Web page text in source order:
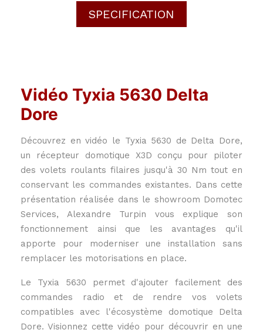
SPECIFICATION
Vidéo Tyxia 5630 Delta
Dore
Découvrez en vidéo le Tyxia 5630 de Delta Dore,
un récepteur domotique X3D conçu pour piloter
des volets roulants filaires jusqu'à 30 Nm tout en
conservant les commandes existantes. Dans cette
présentation réalisée dans le showroom Domotec
Services, Alexandre Turpin vous explique son
fonctionnement ainsi que les avantages qu'il
apporte pour moderniser une installation sans
remplacer les motorisations en place.
Le Tyxia 5630 permet d'ajouter facilement des
commandes radio et de rendre vos volets
compatibles avec l'écosystème domotique Delta
Dore. Visionnez cette vidéo pour découvrir en une